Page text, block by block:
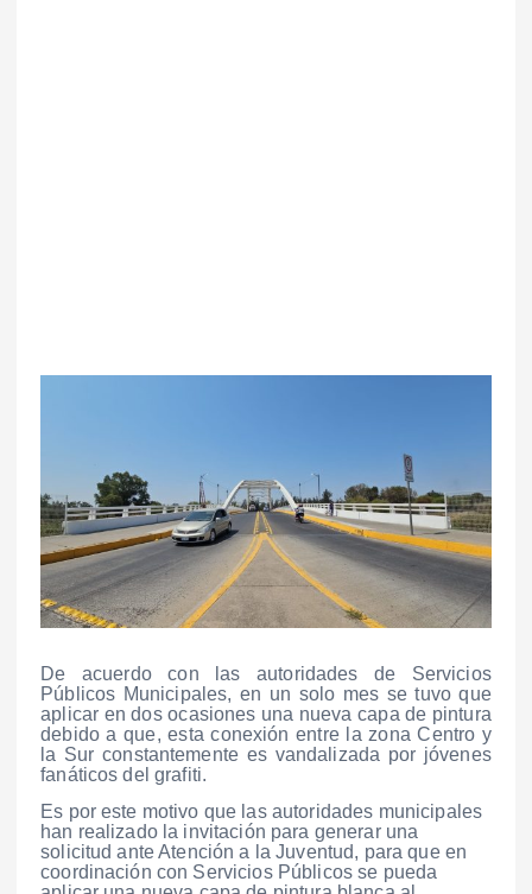
De acuerdo con las autoridades de Servicios
Públicos Municipales, en un solo mes se tuvo que
aplicar en dos ocasiones una nueva capa de pintura
debido a que, esta conexión entre la zona Centro y
la Sur constantemente es vandalizada por jóvenes
fanáticos del grafiti.
Es por este motivo que las autoridades municipales
han realizado la invitación para generar una
solicitud ante Atención a la Juventud, para que en
coordinación con Servicios Públicos se pueda